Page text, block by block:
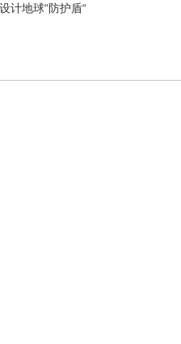
计地球“防护盾“